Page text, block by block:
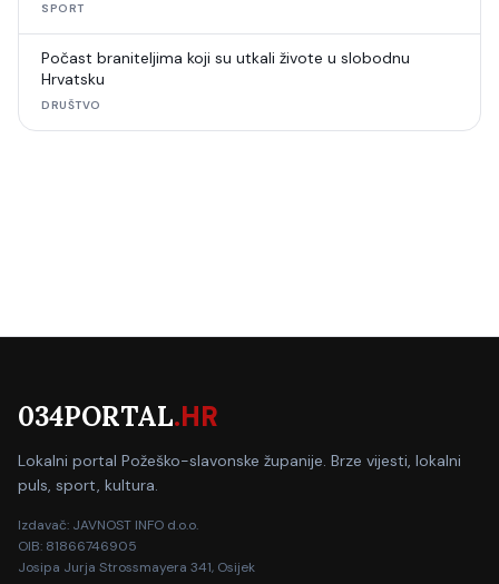
SPORT
Počast braniteljima koji su utkali živote u slobodnu
Hrvatsku
DRUŠTVO
034PORTAL.HR
Lokalni portal Požeško-slavonske županije. Brze vijesti, lokalni
puls, sport, kultura.
Izdavač: JAVNOST INFO d.o.o.
OIB: 81866746905
Josipa Jurja Strossmayera 341, Osijek